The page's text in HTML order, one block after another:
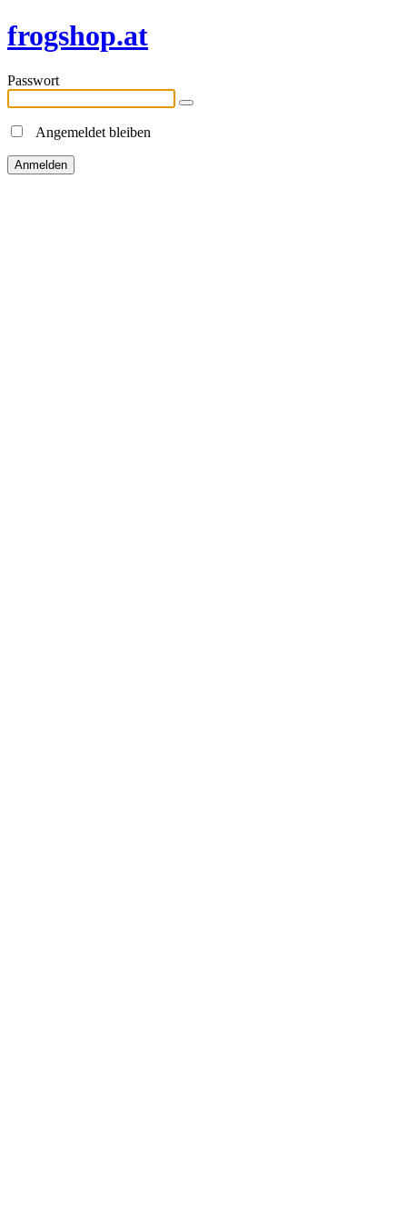
frogshop.at
Passwort
Angemeldet bleiben